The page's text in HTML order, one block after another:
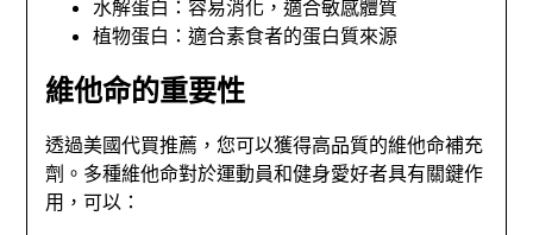
水解蛋白：容易消化，適合敏感體質
植物蛋白：適合素食者的蛋白質來源
維他命的重要性
透過美國代買推薦，您可以獲得高品質的維他命補充
劑。多種維他命對於運動員和健身愛好者具有關鍵作
用，可以：